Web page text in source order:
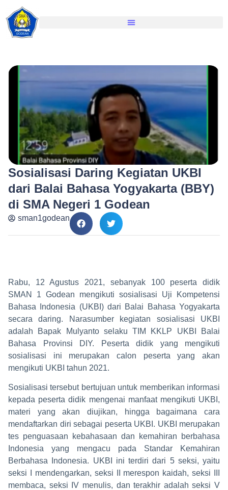
Sosialisasi Daring Kegiatan UKBI
dari Balai Bahasa Yogyakarta (BBY)
di SMA Negeri 1 Godean
sman1godean
Rabu, 12 Agustus 2021, sebanyak 100 peserta didik
SMAN 1 Godean mengikuti sosialisasi Uji Kompetensi
Bahasa Indonesia (UKBI) dari Balai Bahasa Yogyakarta
secara daring. Narasumber kegiatan sosialisasi UKBI
adalah Bapak Mulyanto selaku TIM KKLP UKBI Balai
Bahasa Provinsi DIY. Peserta didik yang mengikuti
sosialisasi ini merupakan calon peserta yang akan
mengikuti UKBI tahun 2021.
Sosialisasi tersebut bertujuan untuk memberikan informasi
kepada peserta didik mengenai manfaat mengikuti UKBI,
materi yang akan diujikan, hingga bagaimana cara
mendaftarkan diri sebagai peserta UKBI. UKBI merupakan
tes penguasaan kebahasaan dan kemahiran berbahasa
Indonesia yang mengacu pada Standar Kemahiran
Berbahasa Indonesia. UKBI ini terdiri dari 5 seksi, yaitu
seksi I mendengarkan, seksi II merespon kaidah, seksi III
membaca, seksi IV menulis, dan terakhir adalah seksi V